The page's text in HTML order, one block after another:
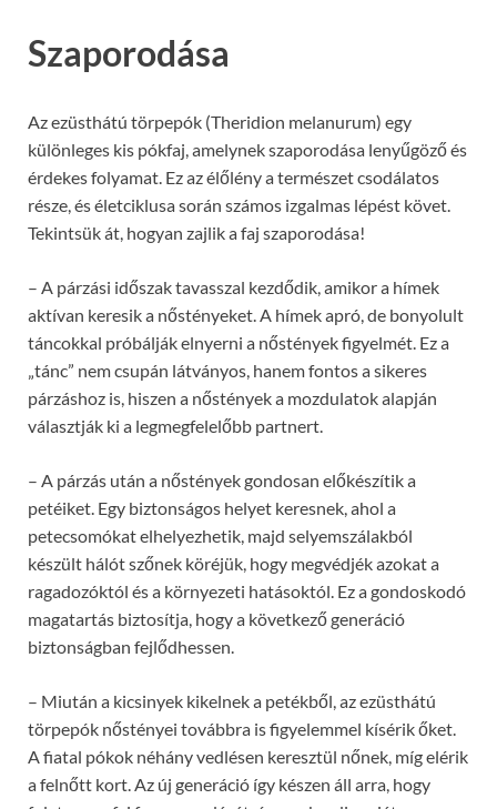
Szaporodása
Az ezüsthátú törpepók (Theridion melanurum) egy
különleges kis pókfaj, amelynek szaporodása lenyűgöző és
érdekes folyamat. Ez az élőlény a természet csodálatos
része, és életciklusa során számos izgalmas lépést követ.
Tekintsük át, hogyan zajlik a faj szaporodása!
– A párzási időszak tavasszal kezdődik, amikor a hímek
aktívan keresik a nőstényeket. A hímek apró, de bonyolult
táncokkal próbálják elnyerni a nőstények figyelmét. Ez a
„tánc” nem csupán látványos, hanem fontos a sikeres
párzáshoz is, hiszen a nőstények a mozdulatok alapján
választják ki a legmegfelelőbb partnert.
– A párzás után a nőstények gondosan előkészítik a
petéiket. Egy biztonságos helyet keresnek, ahol a
petecsomókat elhelyezhetik, majd selyemszálakból
készült hálót szőnek köréjük, hogy megvédjék azokat a
ragadozóktól és a környezeti hatásoktól. Ez a gondoskodó
magatartás biztosítja, hogy a következő generáció
biztonságban fejlődhessen.
– Miután a kicsinyek kikelnek a petékből, az ezüsthátú
törpepók nőstényei továbbra is figyelemmel kísérik őket.
A fiatal pókok néhány vedlésen keresztül nőnek, míg elérik
a felnőtt kort. Az új generáció így készen áll arra, hogy